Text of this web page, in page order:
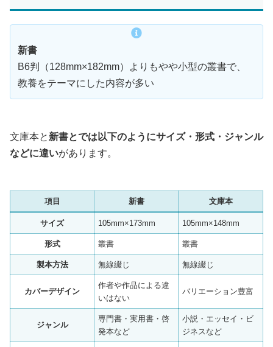
新書
B6判（128mm×182mm）よりもやや小型の叢書で、
教養をテーマにした内容が多い
文庫本と新書とでは以下のようにサイズ・形式・ジャンル
などに違いがあります。
項目 新書 文庫本
サイズ 105mm×173mm 105mm×148mm
形式 叢書 叢書
製本方法 無線綴じ 無線綴じ
カバーデザイン
作者や作品による違
いはない
バリエーション豊富
ジャンル
専門書・実用書・啓
発本など
小説・エッセイ・ビ
ジネスなど